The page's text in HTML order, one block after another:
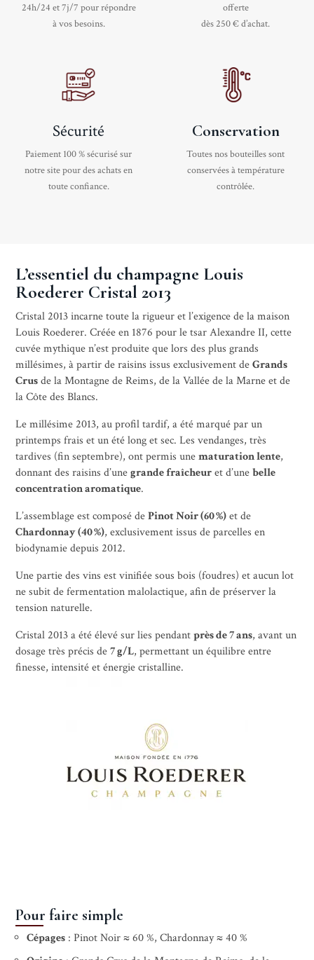
24h/24 et 7j/7 pour répondre
à vos besoins.
offerte
dès 250 € d’achat.
Sécurité
Paiement 100 % sécurisé sur
notre site pour des achats en
toute confiance.
Conservation
Toutes nos bouteilles sont
conservées à température
contrôlée.
L’essentiel du champagne Louis
Roederer Cristal 2013
Cristal 2013 incarne toute la rigueur et l’exigence de la maison
Louis Roederer. Créée en 1876 pour le tsar Alexandre II, cette
cuvée mythique n’est produite que lors des plus grands
millésimes, à partir de raisins issus exclusivement deGrands
Crusde laMontagne de Reims, de laVallée de la Marneet de
laCôte des Blancs.
Le millésime 2013, au profil tardif, a été marqué par un
printemps frais et un été long et sec. Les vendanges, très
tardives (fin septembre), ont permis unematuration lente,
donnant des raisins d’unegrande fraîcheuret d’unebelle
concentration aromatique.
L’assemblage est composé dePinot Noir(60 %)et de
Chardonnay (40 %), exclusivement issus de parcelles en
biodynamie depuis 2012.
Une partie des vins est vinifiée sous bois (foudres) et aucun lot
ne subit de fermentation malolactique, afin de préserver la
tension naturelle.
Cristal 2013 a été élevé sur lies pendantprès de 7 ans, avant un
dosage très précis de7 g/L, permettant un équilibre entre
finesse, intensité et énergie cristalline.
Pour faire simple
Cépages : Pinot Noir ≈ 60 %, Chardonnay ≈ 40 %